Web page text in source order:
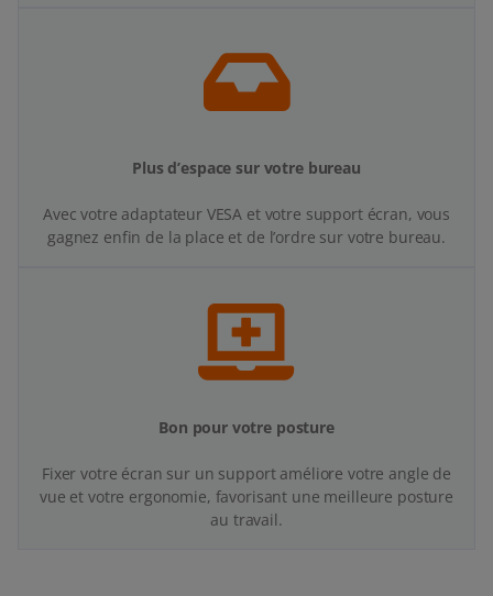
Plus d’espace sur votre bureau
Avec votre adaptateur VESA et votre support écran, vous
gagnez enfin de la place et de l’ordre sur votre bureau.
Bon pour votre posture
Fixer votre écran sur un support améliore votre angle de
vue et votre ergonomie, favorisant une meilleure posture
au travail.